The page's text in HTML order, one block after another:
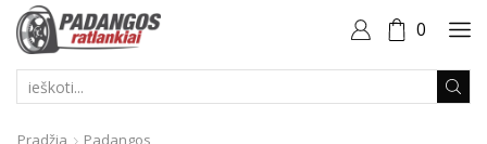
0
Pradžia Padangos